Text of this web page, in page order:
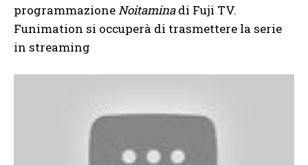
programmazioneNoitaminadi Fuji TV.
Funimation si occuperà di trasmettere la serie
in streaming